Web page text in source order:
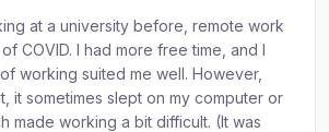
at a university before, remote work
COVID. I had more free time, and I
working suited me well. However,
it sometimes slept on my computer or
made working a bit difficult. (It was